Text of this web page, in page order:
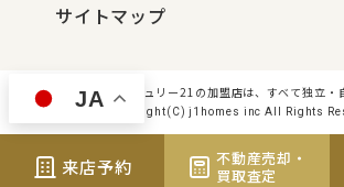
サイトマップ
センチュリー21の加盟店は、すべて独立・
Copyright(C) j1homes inc All Rights
来店予約
不動産売却・
買取査定
JA